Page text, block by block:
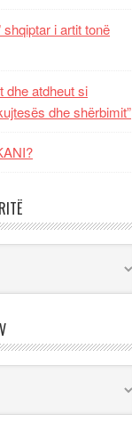
shqiptar i artit tonë
dhe atdheut si
dhe shërbimit”